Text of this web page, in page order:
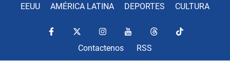
EEUU AMÉRICA LATINA DEPORTES CULTURA
Contactenos RSS